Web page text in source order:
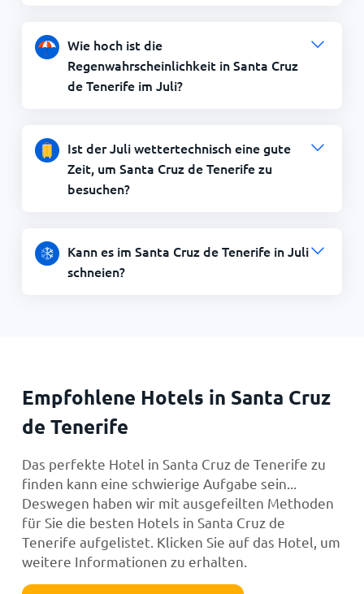
Wie hoch ist die
Regenwahrscheinlichkeit in Santa Cruz
de Tenerife im Juli?
Ist der Juli wettertechnisch eine gute
Zeit, um Santa Cruz de Tenerife zu
besuchen?
Kann es im Santa Cruz de Tenerife in Juli
schneien?
Empfohlene Hotels in Santa Cruz
de Tenerife
Das perfekte Hotel in Santa Cruz de Tenerife zu
finden kann eine schwierige Aufgabe sein...
Deswegen haben wir mit ausgefeilten Methoden
für Sie die besten Hotels in Santa Cruz de
Tenerife aufgelistet. Klicken Sie auf das Hotel, um
weitere Informationen zu erhalten.